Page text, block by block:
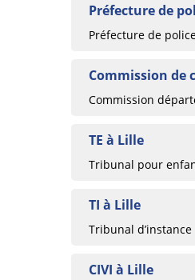
Préfecture de
Préfecture de
Commission de
Commission
TE à Lille
Tribunal pour
TI à Lille
Tribunal d’instance
CIVI à Lille